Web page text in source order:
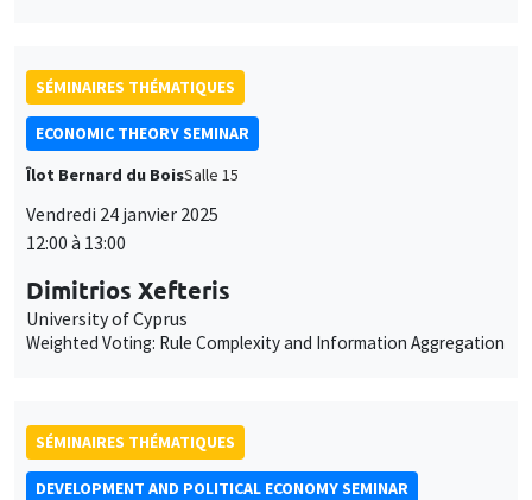
SÉMINAIRES THÉMATIQUES
ECONOMIC THEORY SEMINAR
Îlot Bernard du BoisSalle 15
Vendredi 24 janvier 2025
12:00 à 13:00
Dimitrios Xefteris
University of Cyprus
Weighted Voting: Rule Complexity and Information Aggregation
SÉMINAIRES THÉMATIQUES
DEVELOPMENT AND POLITICAL ECONOMY SEMINAR